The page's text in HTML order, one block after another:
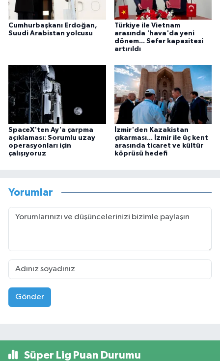
Cumhurbaşkanı Erdoğan,
Suudi Arabistan yolcusu
Türkiye ile Vietnam
arasında 'hava'da yeni
dönem... Sefer kapasitesi
artırıldı
SpaceX'ten Ay'a çarpma
açıklaması: Sorumlu uzay
operasyonları için
çalışıyoruz
İzmir'den Kazakistan
çıkarması... İzmir ile üç kent
arasında ticaret ve kültür
köprüsü hedefi
Yorumlar
Gönder
Süper Lig Puan Durumu